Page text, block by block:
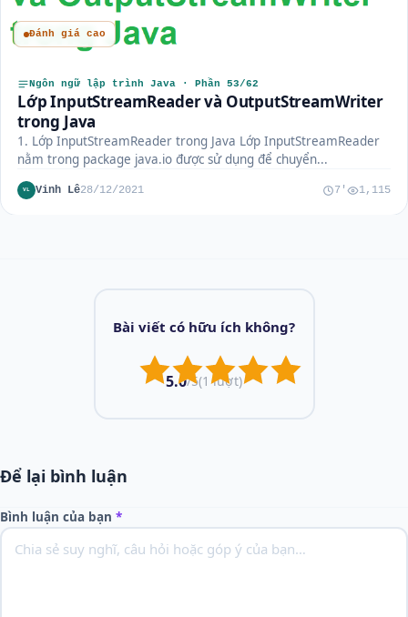
Đánh giá cao
Ngôn ngữ lập trình Java · Phần 53/62
Lớp InputStreamReader và OutputStreamWriter
trong Java
1. Lớp InputStreamReader trong Java Lớp InputStreamReader
nằm trong package java.io được sử dụng để chuyển...
VL Vinh Lê28/12/2021 7' 1,115
Bài viết có hữu ích không?
5.0/5(1 lượt)
Để lại bình luận
Bình luận của bạn *